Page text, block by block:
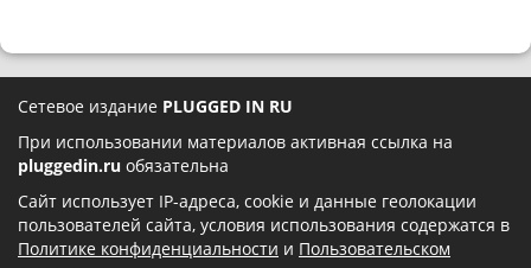
Сетевое издание PLUGGED IN RU
При использовании материалов активная ссылка на
pluggedin.ru обязательна
Сайт использует IP-адреса, cookie и данные геолокации
пользователей сайта, условия использования содержатся в
Политике конфиденциальности и Пользовательском